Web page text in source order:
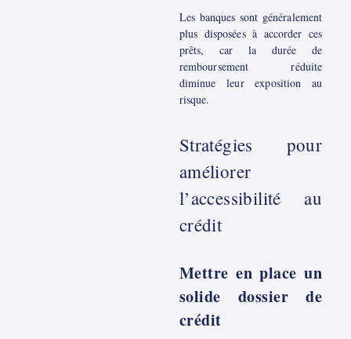
Les banques sont généralement
plus disposées à accorder ces
prêts, car la durée de
remboursement réduite
diminue leur exposition au
risque.
Stratégies pour
améliorer
l’accessibilité au
crédit
Mettre en place un
solide dossier de
crédit